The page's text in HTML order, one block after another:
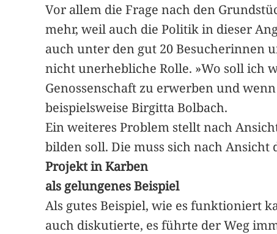
Vor allem die Frage nach den
mehr, weil auch die Politik in dieser
auch unter den gut 20 Besucherinnen
nicht unerhebliche Rolle. »Wo soll ich
Genossenschaft zu erwerben und
beispielsweise Birgitta Bolbach.
Ein weiteres Problem stellt nach
bilden soll. Die muss sich nach
Projekt in Karben
als gelungenes Beispiel
Als gutes Beispiel, wie es funktioniert
auch diskutierte, es führte der Weg